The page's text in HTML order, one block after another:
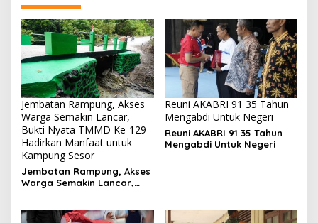
Jembatan Rampung, Akses
Warga Semakin Lancar,
Bukti Nyata TMMD Ke-129
Hadirkan Manfaat untuk
Kampung Sesor
Jembatan Rampung, Akses
Warga Semakin Lancar,
Kampung Sesor
Reuni AKABRI 91 35 Tahun
Mengabdi Untuk Negeri
Reuni AKABRI 91 35 Tahun
Mengabdi Untuk Negeri